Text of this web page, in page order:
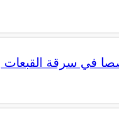
في سرقة القبعات